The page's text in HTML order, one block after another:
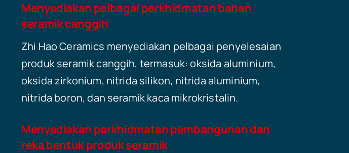
Menyediakan pelbagai perkhidmatan bahan
seramik canggih
Zhi Hao Ceramics menyediakan pelbagai penyelesaian
produk seramik canggih, termasuk: oksida aluminium,
oksida zirkonium, nitrida silikon, nitrida aluminium,
nitrida boron, dan seramik kaca mikrokristalin.
Menyediakan perkhidmatan pembangunan dan
reka bentuk produk seramik